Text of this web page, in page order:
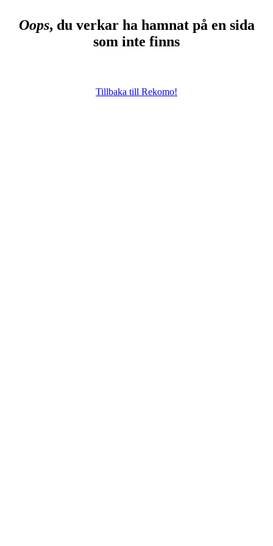
Oops, du verkar ha hamnat på en sida
som inte finns
Tillbaka till Rekomo!